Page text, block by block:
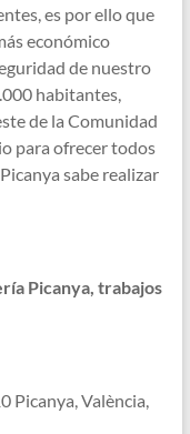
es por ello que
económico
de nuestro
habitantes,
de la Comunidad
para ofrecer todos
sabe realizar
Picanya, trabajos
Picanya, València,